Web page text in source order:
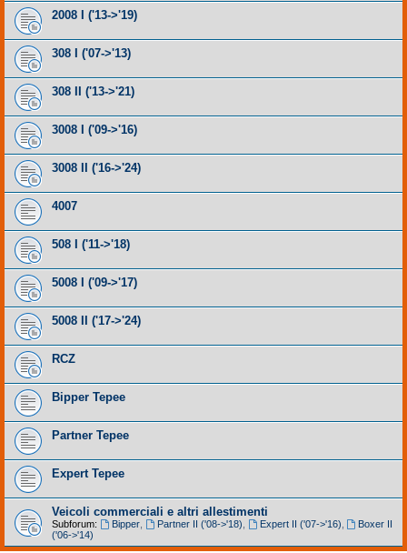
2008 I ('13->'19)
308 I ('07->'13)
308 II ('13->'21)
3008 I ('09->'16)
3008 II ('16->'24)
4007
508 I ('11->'18)
5008 I ('09->'17)
5008 II ('17->'24)
RCZ
Bipper Tepee
Partner Tepee
Expert Tepee
Veicoli commerciali e altri allestimenti
Subforum: Bipper, Partner II ('08->'18) Expert II ('07->'16)
Boxer II
('06->'14)